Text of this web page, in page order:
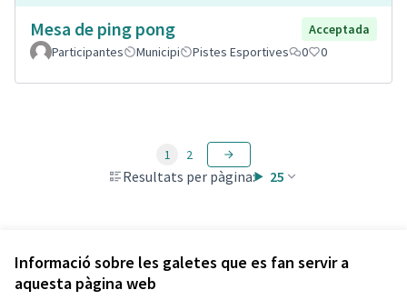
Informació sobre les galetes que es fan servir a
aquesta pàgina web
Mesa de ping pong
Acceptada
Participantes
Municipi Pistes Esportives 0 0
Resultats per pàgina: 25
1 2
Veure totes les propostes retirades